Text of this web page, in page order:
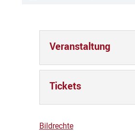
Veranstaltung
Tickets
Bildrechte